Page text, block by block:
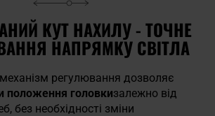
КУТ НАХИЛУ - ТОЧНЕ
НАПРЯМКУ СВІТЛА
регулювання дозволяє
положення головкизалежно від
без необхідності зміни